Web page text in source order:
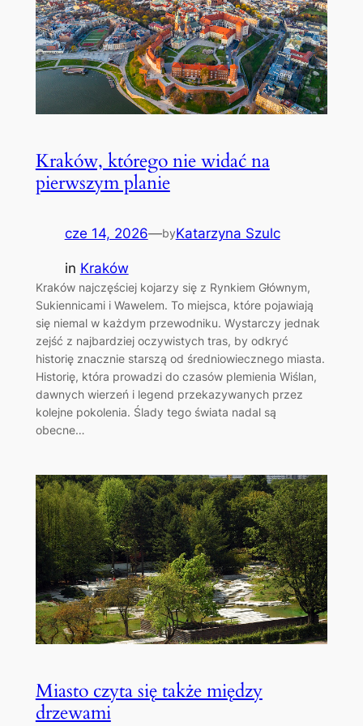
Kraków, którego nie widać na
pierwszym planie
cze 14, 2026—byKatarzyna Szulc
in Kraków
Kraków najczęściej kojarzy się z Rynkiem Głównym,
Sukiennicami i Wawelem. To miejsca, które pojawiają
się niemal w każdym przewodniku. Wystarczy jednak
zejść z najbardziej oczywistych tras, by odkryć
historię znacznie starszą od średniowiecznego miasta.
Historię, która prowadzi do czasów plemienia Wiślan,
dawnych wierzeń i legend przekazywanych przez
kolejne pokolenia. Ślady tego świata nadal są
obecne…
Miasto czyta się także między
drzewami